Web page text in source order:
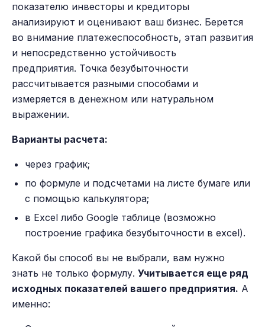
показателю инвесторы и кредиторы
анализируют и оценивают ваш бизнес. Берется
во внимание платежеспособность, этап развития
и непосредственно устойчивость
предприятия. Точка безубыточности
рассчитывается разными способами и
измеряется в денежном или натуральном
выражении.
Варианты расчета:
через график;
по формуле и подсчетами на листе бумаге или
с помощью калькулятора;
в Excel либо Google таблице (возможно
построение графика безубыточности в excel).
Какой бы способ вы не выбрали, вам нужно
знать не только формулу. Учитывается еще ряд
исходных показателей вашего предприятия. А
именно: